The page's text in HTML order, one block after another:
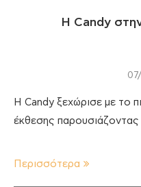
Η Candy
Η Candy ξεχώρισε με το
έκθεσης
Περισσότερα